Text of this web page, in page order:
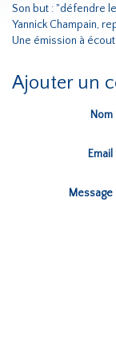
Son but : "défendre
Yannick Champain,
Une émission à
Ajouter un
Nom
Email
Message